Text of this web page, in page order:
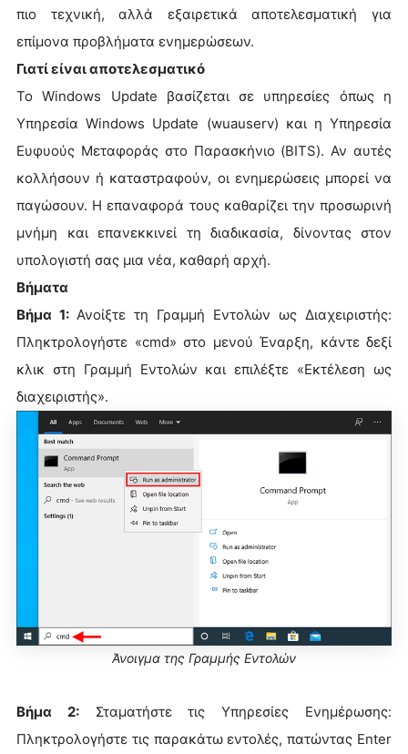
πιο τεχνική, αλλά εξαιρετικά αποτελεσματική για
επίμονα προβλήματα ενημερώσεων.
Γιατί είναι αποτελεσματικό
Το Windows Update βασίζεται σε υπηρεσίες όπως η
Υπηρεσία Windows Update (wuauserv) και η Υπηρεσία
Ευφυούς Μεταφοράς στο Παρασκήνιο (BITS). Αν αυτές
κολλήσουν ή καταστραφούν, οι ενημερώσεις μπορεί να
παγώσουν. Η επαναφορά τους καθαρίζει την προσωρινή
μνήμη και επανεκκινεί τη διαδικασία, δίνοντας στον
υπολογιστή σας μια νέα, καθαρή αρχή.
Βήματα
Βήμα 1: Ανοίξτε τη Γραμμή Εντολών ως Διαχειριστής:
Πληκτρολογήστε «cmd» στο μενού Έναρξη, κάντε δεξί
κλικ στη Γραμμή Εντολών και επιλέξτε «Εκτέλεση ως
διαχειριστής».
Άνοιγμα της Γραμμής Εντολών
Βήμα 2:Σταματήστε τις Υπηρεσίες Ενημέρωσης:
Πληκτρολογήστε τις παρακάτω εντολές, πατώντας Enter